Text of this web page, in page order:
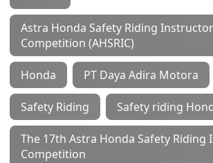
Astra Honda Safety Riding
Competition (AHSRIC)
Honda PT Daya Adira Motora
Safety Riding Safety riding
The 17th Astra Honda Safety Riding
Competition